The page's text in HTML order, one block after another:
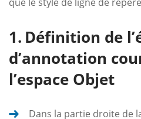
Définition de
d’annotation
l’espace Objet
Dans la partie droite de